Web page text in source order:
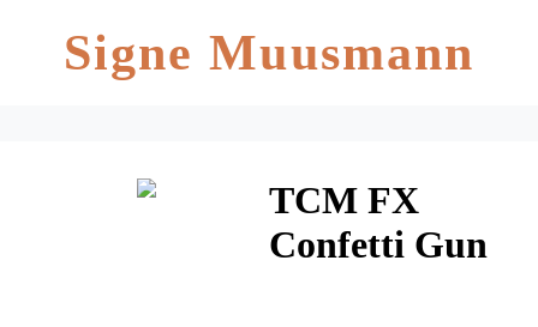
Signe Muusmann
TCM FX
Confetti Gun